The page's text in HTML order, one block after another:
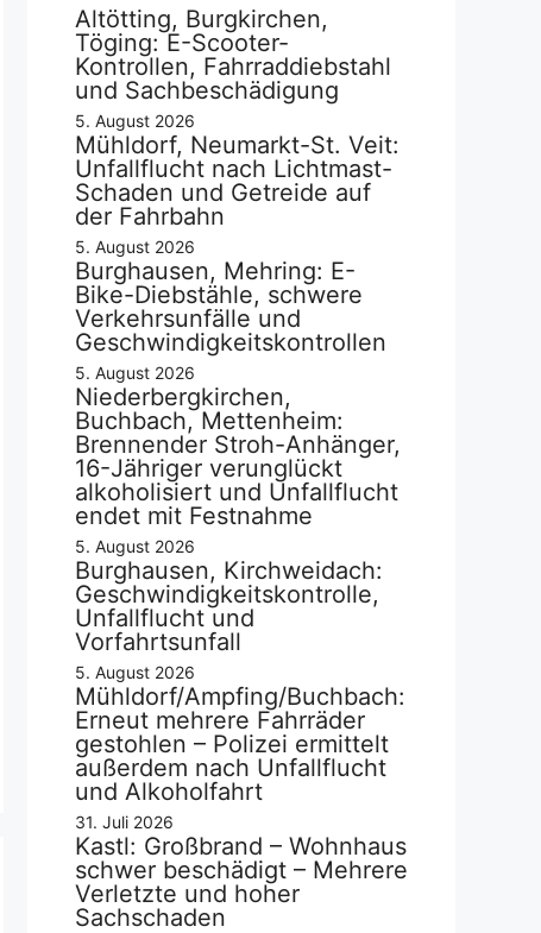
Altötting, Burgkirchen,
Töging: E-Scooter-
Kontrollen, Fahrraddiebstahl
und Sachbeschädigung
5. August 2026
Mühldorf, Neumarkt-St. Veit:
Unfallflucht nach Lichtmast-
Schaden und Getreide auf
der Fahrbahn
5. August 2026
Burghausen, Mehring: E-
Bike-Diebstähle, schwere
Verkehrsunfälle und
Geschwindigkeitskontrollen
5. August 2026
Niederbergkirchen,
Buchbach, Mettenheim:
Brennender Stroh-Anhänger,
16-Jähriger verunglückt
alkoholisiert und Unfallflucht
endet mit Festnahme
5. August 2026
Burghausen, Kirchweidach:
Geschwindigkeitskontrolle,
Unfallflucht und
Vorfahrtsunfall
5. August 2026
Mühldorf/Ampfing/Buchbach:
Erneut mehrere Fahrräder
gestohlen – Polizei ermittelt
außerdem nach Unfallflucht
und Alkoholfahrt
31. Juli 2026
Kastl: Großbrand – Wohnhaus
schwer beschädigt – Mehrere
Verletzte und hoher
Sachschaden